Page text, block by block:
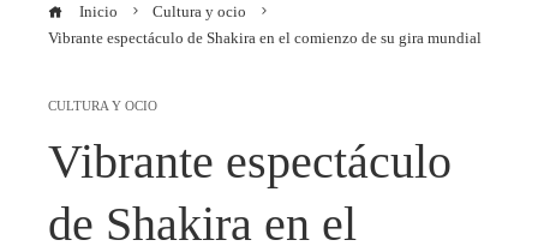
Inicio
Cultura y ocio
Vibrante espectáculo de Shakira en el comienzo de su gira mundial
CULTURA Y OCIO
Vibrante espectáculo
de Shakira en el